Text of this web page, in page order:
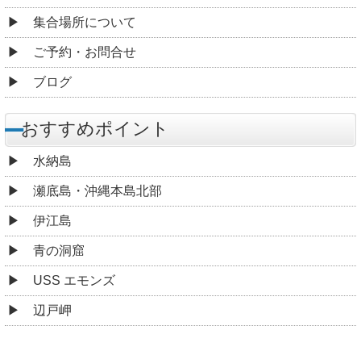
集合場所について
ご予約・お問合せ
ブログ
おすすめポイント
水納島
瀬底島・沖縄本島北部
伊江島
青の洞窟
USS エモンズ
辺戸岬